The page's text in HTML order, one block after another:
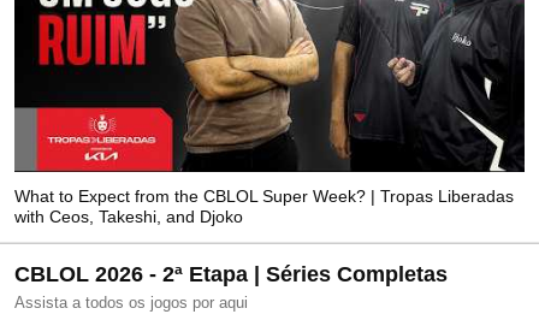
What to Expect from the CBLOL Super Week? | Tropas Liberadas
with Ceos, Takeshi, and Djoko
CBLOL 2026 - 2ª Etapa | Séries Completas
Assista a todos os jogos por aqui